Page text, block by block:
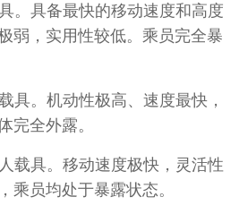
。具备最快的移动速度和高度
弱，实用性较低。乘员完全暴
具。机动性极高、速度最快，
完全外露。
载具。移动速度极快，灵活性
乘员均处于暴露状态。